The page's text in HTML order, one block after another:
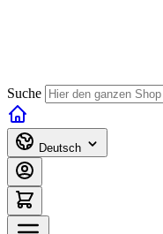
Suche
Deutsch